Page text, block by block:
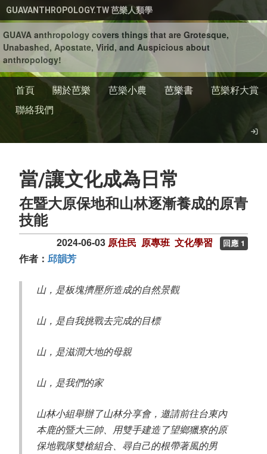
移至主內容
GUAVANTHROPOLOGY.TW 芭樂人類學
GUAVA anthropology covers things that are Grotesque,
Unabashed, Apostate, Virid, and Auspicious about
anthropology!
首頁 關於芭樂 芭樂小農 芭樂書
芭樂籽大賞
聯絡我們
當/讓文化成為日常
在暨大原保地和山林逐漸養成的原青
技能
2024-06-03 原住民 原專班 文化學習 回應 1
作者： 邱韻芳
山，是板塊擠壓所造成的自然景觀
山，是自我挑戰去完成的目標
山，是滋潤大地的母親
山，是我們的家
山林小組舉辦了山林分享會，邀請前往台東內
本鹿的暨大三帥、用雙手建造了望鄉獵寮的原
保地戰隊雙槍組合、尋自己的根帶著風的男